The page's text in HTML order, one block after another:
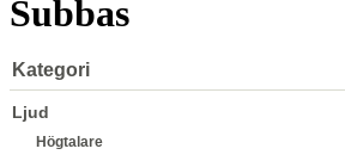
Subbas
Kategori
Ljud
Högtalare